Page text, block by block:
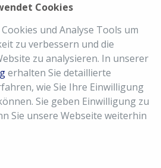
Cookies
und Analyse Tools um
zu verbessern und die
zu analysieren. In unserer
erhalten Sie detaillierte
wie Sie Ihre Einwilligung
Sie geben Einwilligung zu
Sie unsere Webseite weiterhin
Neuheit
Abholservice
eBike Accu
Der richtige Sattel
Fahrradkauf
Kaufberatung
10% Kundenkarte
Reparatur Service